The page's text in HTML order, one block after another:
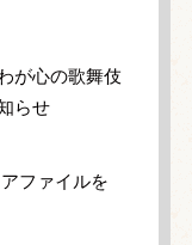
が心の歌舞伎
らせ
ファイルを